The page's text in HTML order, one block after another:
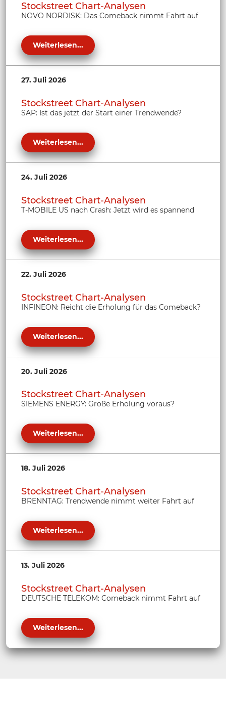
Stockstreet Chart-Analysen
NOVO NORDISK: Das Comeback nimmt Fahrt auf
Weiterlesen...
27. Juli 2026
Stockstreet Chart-Analysen
SAP: Ist das jetzt der Start einer Trendwende?
Weiterlesen...
24. Juli 2026
Stockstreet Chart-Analysen
T-MOBILE US nach Crash: Jetzt wird es spannend
Weiterlesen...
22. Juli 2026
Stockstreet Chart-Analysen
INFINEON: Reicht die Erholung für das Comeback?
Weiterlesen...
20. Juli 2026
Stockstreet Chart-Analysen
SIEMENS ENERGY: Große Erholung voraus?
Weiterlesen...
18. Juli 2026
Stockstreet Chart-Analysen
BRENNTAG: Trendwende nimmt weiter Fahrt auf
Weiterlesen...
13. Juli 2026
Stockstreet Chart-Analysen
DEUTSCHE TELEKOM: Comeback nimmt Fahrt auf
Weiterlesen...